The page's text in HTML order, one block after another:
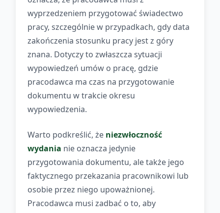
wyprzedzeniem przygotować świadectwo
pracy, szczególnie w przypadkach, gdy data
zakończenia stosunku pracy jest z góry
znana. Dotyczy to zwłaszcza sytuacji
wypowiedzeń umów o pracę, gdzie
pracodawca ma czas na przygotowanie
dokumentu w trakcie okresu
wypowiedzenia.
Warto podkreślić, że niezwłoczność
wydania nie oznacza jedynie
przygotowania dokumentu, ale także jego
faktycznego przekazania pracownikowi lub
osobie przez niego upoważnionej.
Pracodawca musi zadbać o to, aby